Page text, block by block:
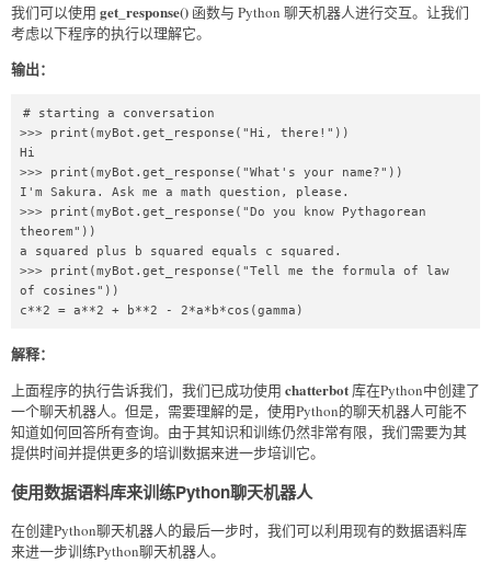
我们可以使用 get_response() 函数与 Python 聊天机器人进行交互。让我们
考虑以下程序的执行以理解它。
输出：
# starting a conversation
>>> print(myBot.get_response("Hi, there!"))
Hi
>>> print(myBot.get_response("What's your name?"))
I'm Sakura. Ask me a math question, please.
>>> print(myBot.get_response("Do you know Pythagorean
theorem"))
a squared plus b squared equals c squared.
>>> print(myBot.get_response("Tell me the formula of law
of cosines"))
c**2 = a**2 + b**2 - 2*a*b*cos(gamma)
解释：
上面程序的执行告诉我们，我们已成功使用 chatterbot 库在Python中创建了
一个聊天机器人。但是，需要理解的是，使用Python的聊天机器人可能不
知道如何回答所有查询。由于其知识和训练仍然非常有限，我们需要为其
提供时间并提供更多的培训数据来进一步培训它。
使用数据语料库来训练Python聊天机器人
在创建Python聊天机器人的最后一步时，我们可以利用现有的数据语料库
来进一步训练Python聊天机器人。